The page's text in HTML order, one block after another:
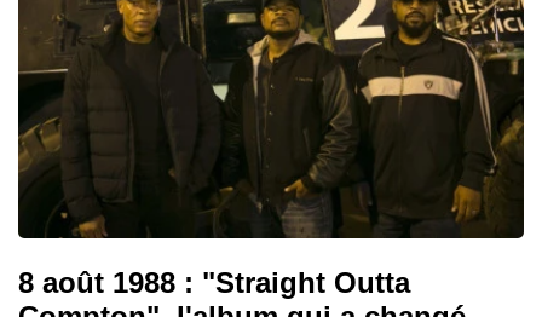
8 août 1988 : "Straight Outta